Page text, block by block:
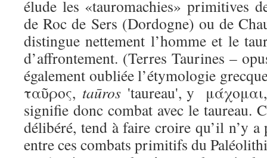
élude les «tauromachies» primitives
de Roc de Sers (Dordogne) ou de
distingue nettement l’homme et le
d’affrontement. (Terres Taurines –
également oubliée l’étymologie
ταῦρος, taūros 'taureau', y
signifie donc combat avec le taureau.
délibéré, tend à faire croire qu’il n’y a
entre ces combats primitifs du